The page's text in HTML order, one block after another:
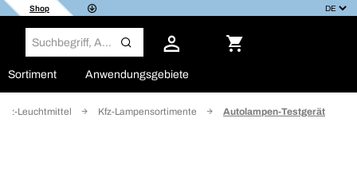
Shop
Sortiment Anwendungsgebiete
Kfz-Leuchtmittel Kfz-Lampensortimente Autolampen-Testgerät